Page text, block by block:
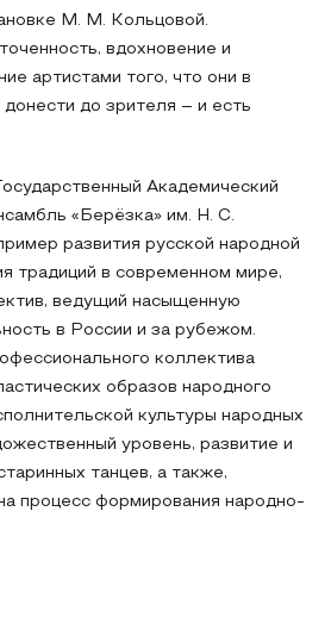
М. М. Кольцовой.
вдохновение и
артистами того, что они в
до зрителя – и есть
Академический
«Берёзка» им. Н. С.
развития русской народной
традиций в современном мире,
ведущий насыщенную
в России и за рубежом.
коллектива
образов народного
культуры народных
уровень, развитие и
танцев, а также,
процесс формирования народно-